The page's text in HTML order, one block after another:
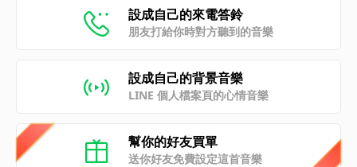
設成自己的來電答鈴
朋友打給你時對方聽到的音樂
設成自己的背景音樂
LINE 個人檔案頁的心情音樂
幫你的好友買單
送你好友免費設定這首音樂